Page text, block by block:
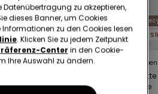
-46%
5x CHF 20
4 Farben
Spitze
5 Farben
Spitze
zu akzeptieren,
dieses Banner, um Cookies
Informationen zu den Cookies lesen
. Klicken Sie zu jedem Zeitpunkt
Center in den Cookie-
Ihre Auswahl zu ändern.